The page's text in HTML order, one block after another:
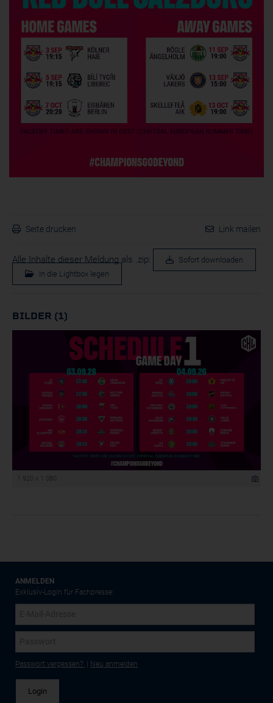
Seite drucken Link mailen
Alle Inhalte dieser Meldung als .zip:
Sofort downloaden
In die Lightbox legen
BILDER (1)
1 920 x 1 080
ANMELDEN
Exklusiv-Login für Fachpresse:
Passwort vergessen? | Neu anmelden